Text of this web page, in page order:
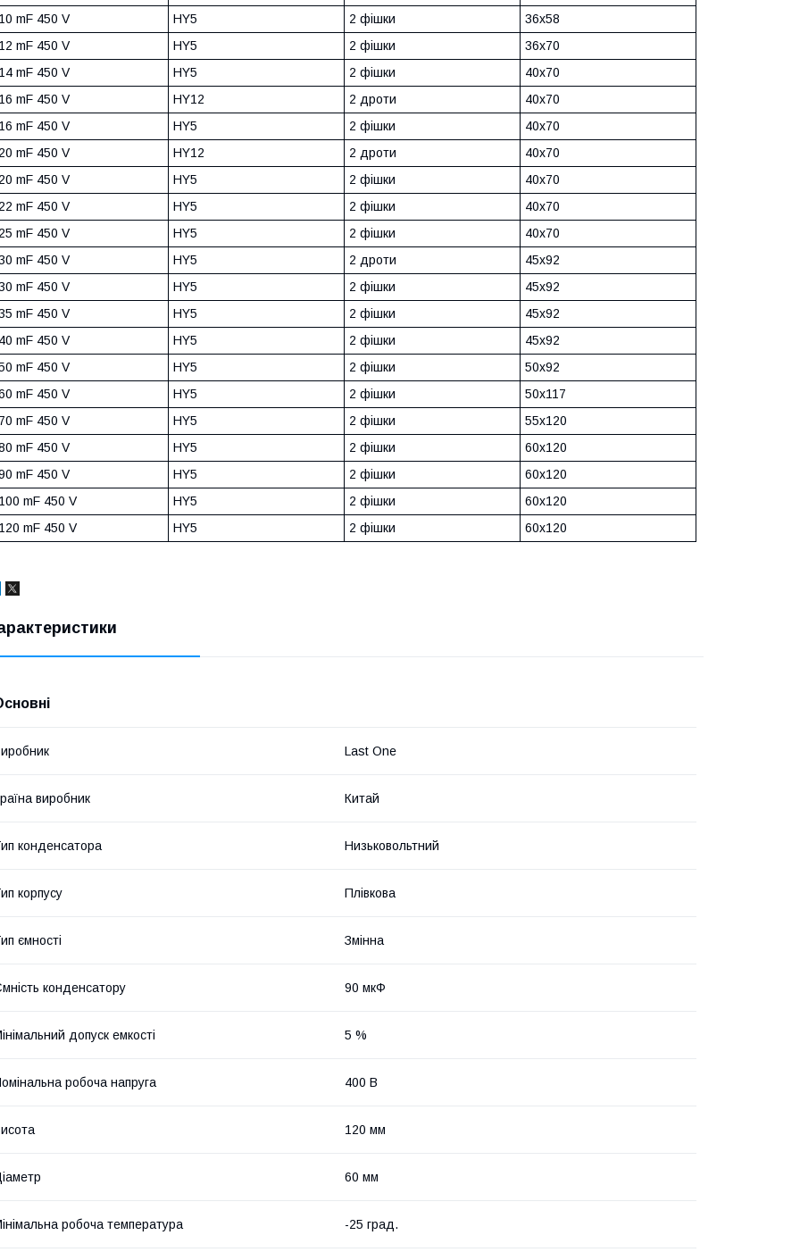
mF 450 V
HY5 2 фішки
36х58
mF 450 V
HY5 2 фішки
36х70
mF 450 V
HY5 2 фішки
40х70
mF 450 V
HY12 2 дроти
40х70
mF 450 V
HY5 2 фішки
40х70
mF 450 V
HY12 2 дроти
40х70
mF 450 V
HY5 2 фішки
40х70
mF 450 V
HY5 2 фішки
40х70
mF 450 V
HY5 2 фішки
40х70
mF 450 V
HY5 2 дроти
45х92
mF 450 V
HY5 2 фішки
45х92
mF 450 V
HY5 2 фішки
45х92
mF 450 V
HY5 2 фішки
45х92
mF 450 V
HY5 2 фішки
50х92
mF 450 V
HY5 2 фішки
50х117
mF 450 V
HY5 2 фішки
55х120
mF 450 V
HY5 2 фішки
60х120
mF 450 V
HY5 2 фішки
60х120
mF 450 V
HY5 2 фішки
60х120
mF 450 V
HY5 2 фішки 60х120
Last One
виробник Китай
конденсатора Низьковольтний
корпусу Плівкова
ємності Змінна
конденсатору 90 мкФ
допуск емкості 5 %
робоча напруга 400 В
120 мм
60 мм
робоча температура -25 град.